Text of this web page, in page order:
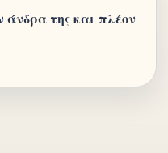
άνδρα της και πλέον